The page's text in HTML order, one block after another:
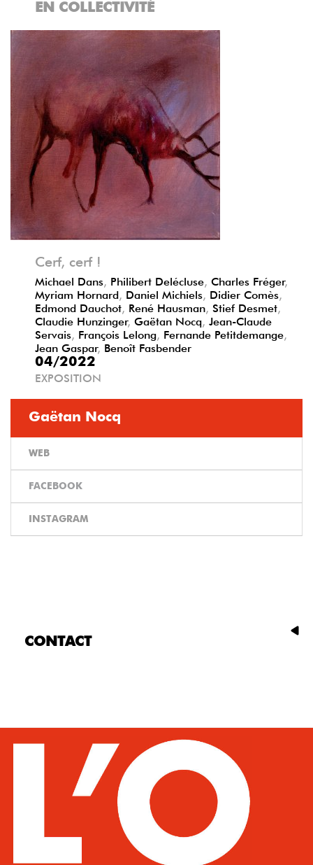
EN COLLECTIVITÉ
Cerf, cerf !
Michael Dans Philibert Delécluse Charles Fréger,
Myriam Hornard Daniel Michiels Didier Comès
Edmond Dauchot René Hausman Stief Desmet
Claudie Hunzinger, Gaëtan Nocq Jean-Claude
Servais François Lelong Fernande Petitdemange
Jean Gaspar, Benoît Fasbender
04/2022
EXPOSITION
Gaëtan Nocq
WEB
FACEBOOK
INSTAGRAM
CONTACT